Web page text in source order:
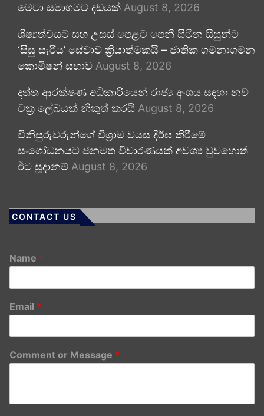
මෙටා සමාගමට දඩයක් August 8, 2026
ශිෂ්‍යත්වයට සහ උසස් පෙළට පෙනී සිටින සිසුන්ට
‘සිසු සැරිය’ සේවාව ක්‍රියාත්මකයි – ජාතික ගමනාගමන
කොමිෂන් සභාව August 8, 2026
දත්ත ආරක්ෂණ අධිකාරියෙන් රාජ්‍ය අංශය සඳහා නව
චක්‍ර ලේඛයක් නිකුත් කරයි August 8, 2026
විනිසුරුවරුන්ගේ විශ්‍රාම වයස දීර්ඝ කිරීමේ
සංශෝධනයට ජනමත විචාරණයක් අවශ්‍ය වුවහොත්
ඊට සූදානම් August 8, 2026
CONTACT US
Name *
Email *
Comment or Message *